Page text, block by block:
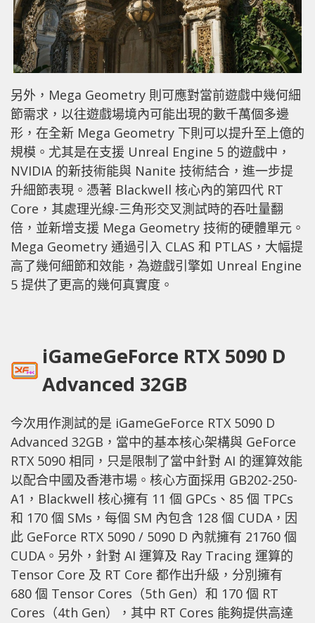
另外，Mega Geometry 則可應對當前遊戲中幾何細
節需求，以往遊戲場境內可能出現的數千萬個多邊
形，在全新 Mega Geometry 下則可以提升至上億的
規模。尤其是在支援 Unreal Engine 5 的遊戲中，
NVIDIA 的新技術能與 Nanite 技術結合，進一步提
升細節表現。憑著 Blackwell 核心內的第四代 RT
Core，其處理光線-三角形交叉測試時的吞吐量翻
倍，並新增支援 Mega Geometry 技術的硬體單元。
Mega Geometry 通過引入 CLAS 和 PTLAS，大幅提
高了幾何細節和效能，為遊戲引擎如 Unreal Engine
5 提供了更高的幾何真實度。
iGameGeForce RTX 5090 D
Advanced 32GB
今次用作測試的是 iGameGeForce RTX 5090 D
Advanced 32GB，當中的基本核心架構與 GeForce
RTX 5090 相同，只是限制了當中針對 AI 的運算效能
以配合中國及香港市場。核心方面採用 GB202-250-
A1，Blackwell 核心擁有 11 個 GPCs、85 個 TPCs
和 170 個 SMs，每個 SM 內包含 128 個 CUDA，因
此 GeForce RTX 5090 / 5090 D 內就擁有 21760 個
CUDA。另外，針對 AI 運算及 Ray Tracing 運算的
Tensor Core 及 RT Core 都作出升級，分別擁有
680 個 Tensor Cores（5th Gen）和 170 個 RT
Cores（4th Gen），其中 RT Cores 能夠提供高達